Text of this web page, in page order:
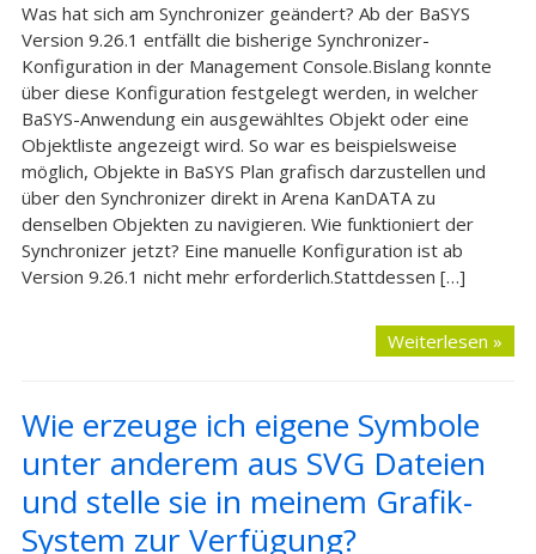
Was hat sich am Synchronizer geändert? Ab der BaSYS
Version 9.26.1 entfällt die bisherige Synchronizer-
Konfiguration in der Management Console.Bislang konnte
über diese Konfiguration festgelegt werden, in welcher
BaSYS-Anwendung ein ausgewähltes Objekt oder eine
Objektliste angezeigt wird. So war es beispielsweise
möglich, Objekte in BaSYS Plan grafisch darzustellen und
über den Synchronizer direkt in Arena KanDATA zu
denselben Objekten zu navigieren. Wie funktioniert der
Synchronizer jetzt? Eine manuelle Konfiguration ist ab
Version 9.26.1 nicht mehr erforderlich.Stattdessen […]
Weiterlesen »
Wie erzeuge ich eigene Symbole
unter anderem aus SVG Dateien
und stelle sie in meinem Grafik-
System zur Verfügung?